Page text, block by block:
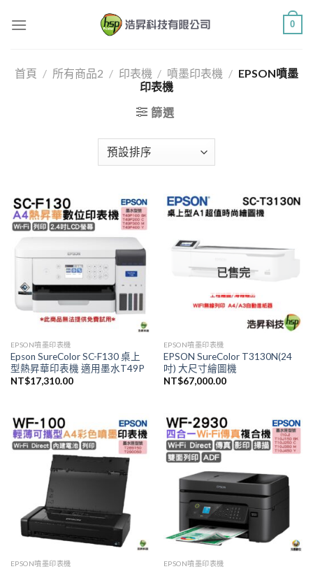
0
首頁 / 所有商品2 / 印表機 / 噴墨印表機 / EPSON噴墨
印表機
篩選
EPSON噴墨印表機
Epson SureColor SC-F130 桌上
型熱昇華印表機 適用墨水T49P
NT$17,310.00
已售完
EPSON噴墨印表機
EPSON SureColor T3130N(24
吋) 大尺寸繪圖機
NT$67,000.00
EPSON噴墨印表機 EPSON噴墨印表機